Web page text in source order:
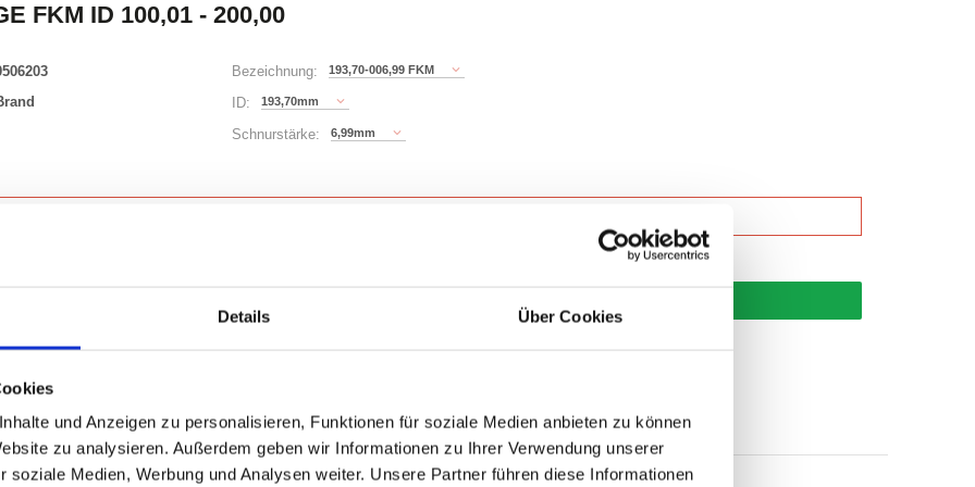
Details Über Cookies
und Anzeigen zu personalisieren, Funktionen für soziale Medien anbieten zu können
zu analysieren. Außerdem geben wir Informationen zu Ihrer Verwendung unserer
soziale Medien, Werbung und Analysen weiter. Unsere Partner führen diese Informationen
FKM ID 100,01 - 200,00
Bezeichnung: 193,70-006,99 FKM
ID: 193,70mm
Schnurstärke: 6,99mm
Lager